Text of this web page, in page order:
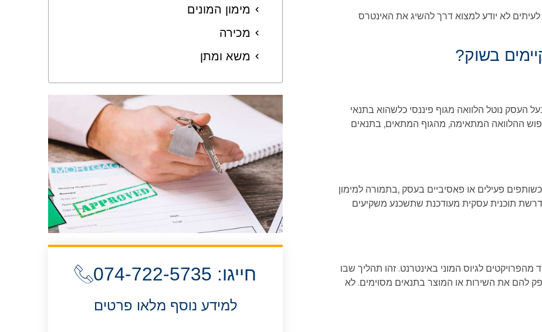
לא יודע למצוא דרך להשיג את האינטרס
בשוק?
העסק נוטל הלוואה מגוף פיננסי כלשהוא בתנאי
ההלוואה המתאימה, מהגוף המתאים, בתנאים
פעילים או פאסיביים בעסק ,בתמורה למימון
תוכנית עסקית מעודכנת שתשכנע משקיעים
לגיוס המוני באינטרנט. זהו תהליך שבו
להם את השירות או המוצר בתנאים מסוימים. לא
מימון המונים
מכירה
משא ומתן
חייגו: 074-722-5735
למידע נוסף מלאו פרטים